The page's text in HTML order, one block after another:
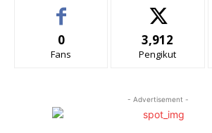
0
Fans
3,912
Pengikut
- Advertisement -